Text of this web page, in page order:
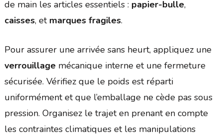
de main les articles essentiels : papier-bulle,
caisses, et marques fragiles.
Pour assurer une arrivée sans heurt, appliquez une
verrouillagemécanique interne et une fermeture
sécurisée. Vérifiez que le poids est réparti
uniformément et que l’emballage ne cède pas sous
pression. Organisez le trajet en prenant en compte
les contraintes climatiques et les manipulations